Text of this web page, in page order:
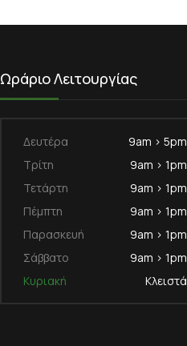
Ωράριο Λειτουργίας
Δευτέρα
9am > 5pm
Τρίτη
9am > 1pm
Τετάρτη
9am > 1pm
Πέμπτη
9am > 1pm
Παρασκευή
9am > 1pm
Σάββατο
9am > 1pm
Κυριακή
Κλειστά